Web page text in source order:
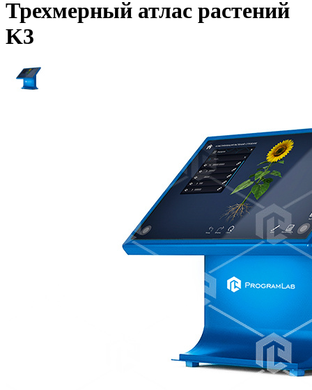
Трехмерный атлас растений
K3